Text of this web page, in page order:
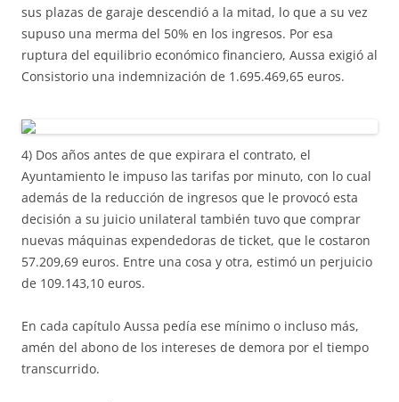
sus plazas de garaje descendió a la mitad, lo que a su vez
supuso una merma del 50% en los ingresos. Por esa
ruptura del equilibrio económico financiero, Aussa exigió al
Consistorio una indemnización de 1.695.469,65 euros.
4) Dos años antes de que expirara el contrato, el
Ayuntamiento le impuso las tarifas por minuto, con lo cual
además de la reducción de ingresos que le provocó esta
decisión a su juicio unilateral también tuvo que comprar
nuevas máquinas expendedoras de ticket, que le costaron
57.209,69 euros. Entre una cosa y otra, estimó un perjuicio
de 109.143,10 euros.
En cada capítulo Aussa pedía ese mínimo o incluso más,
amén del abono de los intereses de demora por el tiempo
transcurrido.